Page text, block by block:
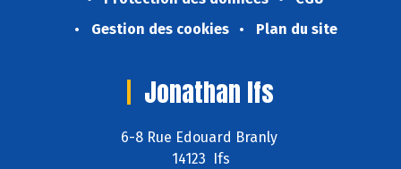
Gestion des cookies
Plan du site
Jonathan Ifs
6-8 Rue Edouard Branly
14123 Ifs